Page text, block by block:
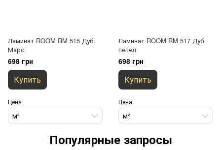
Ламинат ROOM RM 515 Дуб
Марс
698 грн
Купить
Цена
м²
Ламинат ROOM RM 517 Дуб
пепел
698 грн
Купить
Цена
м²
Популярные запросы